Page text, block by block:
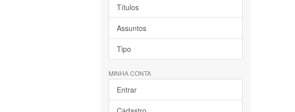
Títulos
Assuntos
Tipo
MINHA CONTA
Entrar